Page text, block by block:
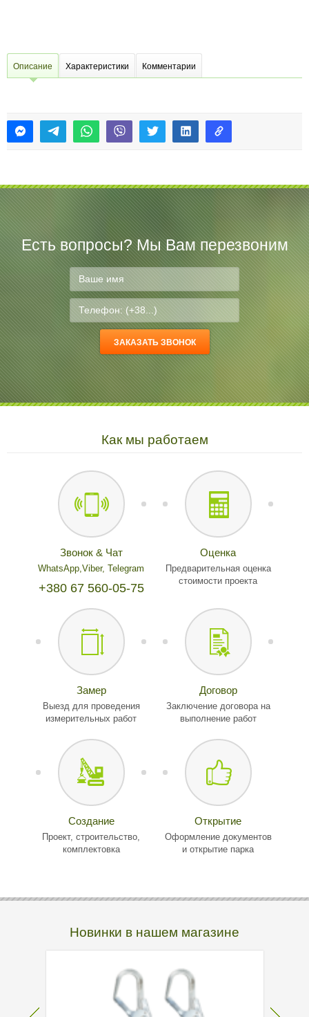
Описание Характеристики Комментарии
Есть вопросы? Мы Вам перезвоним
Как мы работаем
Звонок & Чат
WhatsApp, Viber, Telegram
+380 67 560-05-75
Оценка
Предварительная оценка
стоимости проекта
Замер
Выезд для проведения
измерительных работ
Договор
Заключение договора на
выполнение работ
Создание
Проект, строительство,
комплектовка
Открытие
Оформление документов
и открытие парка
Новинки в нашем магазине